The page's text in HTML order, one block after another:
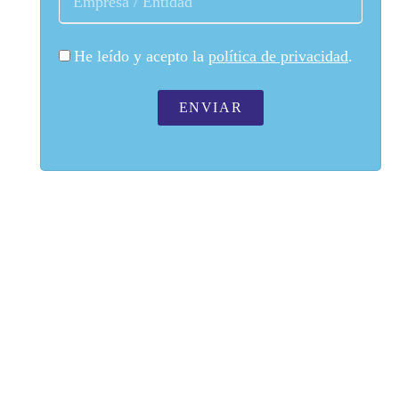
He leído y acepto la política de privacidad.
ENVIAR